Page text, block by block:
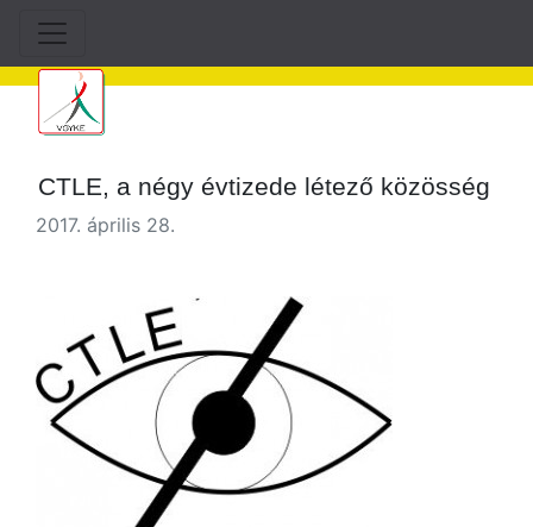
CTLE, a négy évtizede létező közösség
2017. április 28.